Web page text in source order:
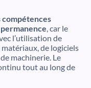
compétences
, car le
l’utilisation de
de logiciels
machinerie. Le
tout au long de